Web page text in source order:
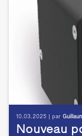
10.03.2025 | par
Nouveau